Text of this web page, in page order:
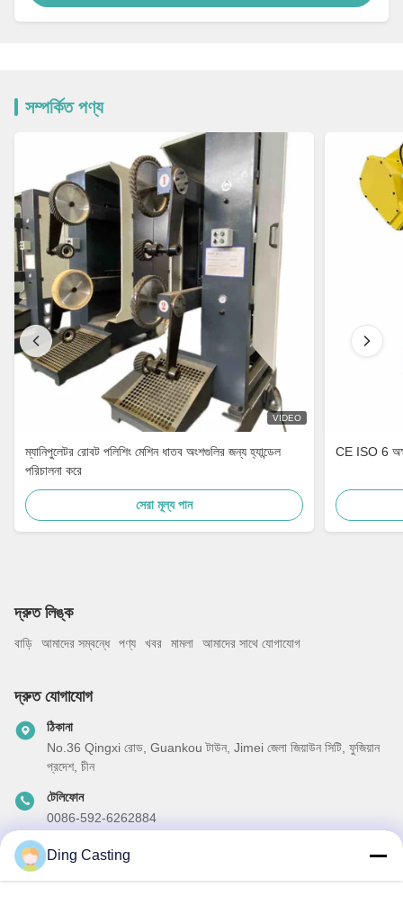
সম্পর্কিত পণ্য
VIDEO
ম্যানিপুলেটর রোবট পলিশিং মেশিন ধাতব অংশগুলির জন্য হ্যান্ডেল
পরিচালনা করে
সেরা মূল্য পান
CE ISO 6 অক্ষ
দ্রুত লিঙ্ক
বাড়ি আমাদের সম্বন্ধে পণ্য খবর মামলা আমাদের সাথে যোগাযোগ
দ্রুত যোগাযোগ
ঠিকানা
No.36 Qingxi রোড, Guankou টাউন, Jimei জেলা জিয়াউন সিটি, ফুজিয়ান
প্রদেশ, চীন
টেলিফোন
0086-592-6262884
ই-মেইল
Ding Casting